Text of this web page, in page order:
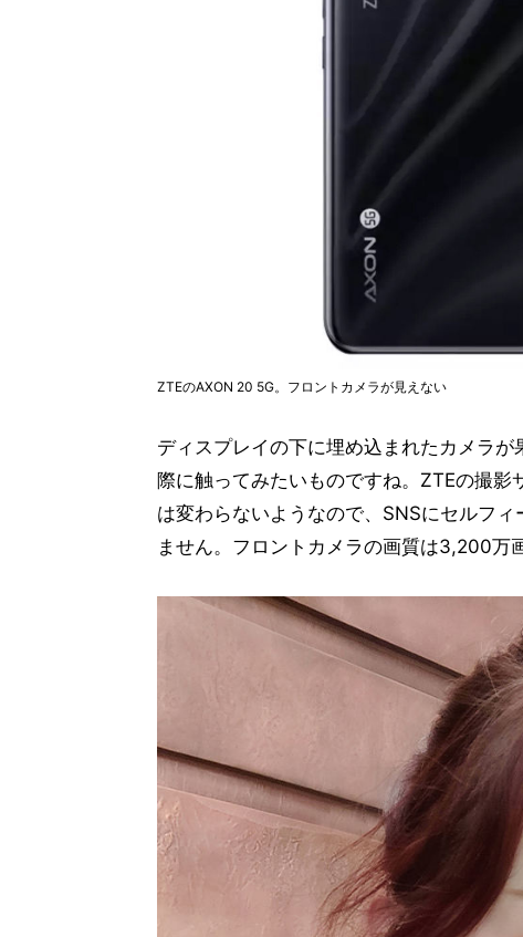
ZTEのAXON 20 5G。フロントカメラが見えない
ディスプレイの下に埋め込まれたカメラ
際に触ってみたいものですね。ZTEの撮
は変わらないようなので、SNSにセルフ
ません。フロントカメラの画質は3,200万